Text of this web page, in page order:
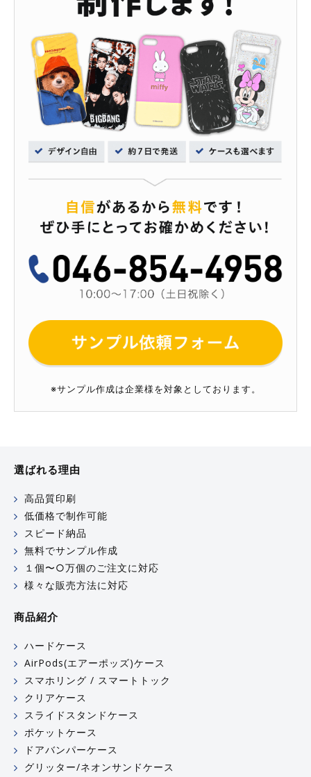
※サンプル作成は企業様を対象としております。
選ばれる理由
高品質印刷
低価格で制作可能
スピード納品
無料でサンプル作成
１個〜○万個のご注文に対応
様々な販売方法に対応
商品紹介
ハードケース
AirPods(エアーポッズ)ケース
スマホリング / スマートトック
クリアケース
スライドスタンドケース
ポケットケース
ドアバンパーケース
グリッター/ネオンサンドケース